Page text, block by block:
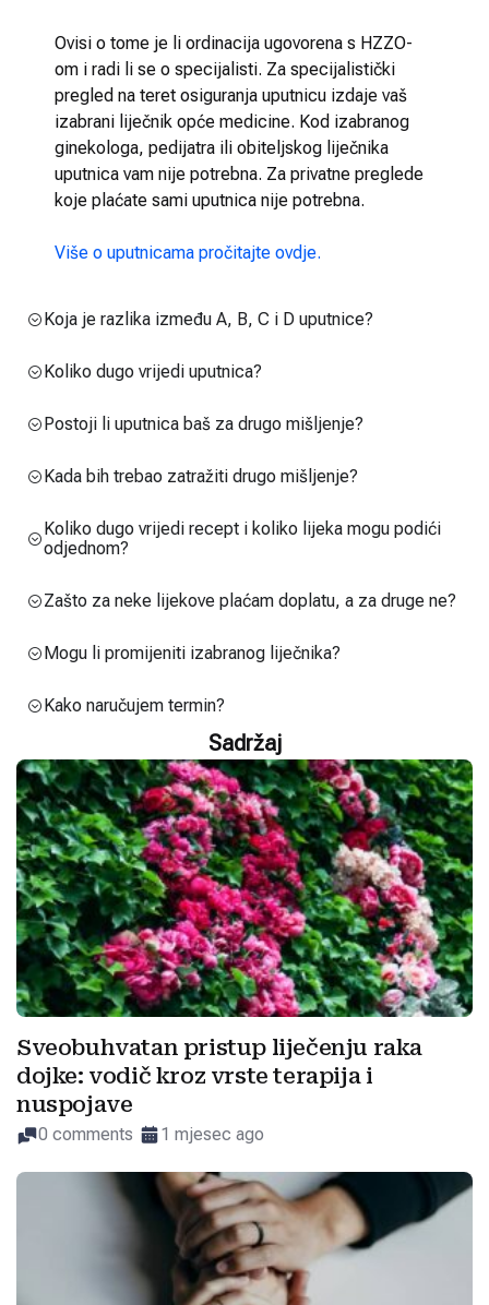
Ovisi o tome je li ordinacija ugovorena s HZZO-
om i radi li se o specijalisti. Za specijalistički
pregled na teret osiguranja uputnicu izdaje vaš
izabrani liječnik opće medicine. Kod izabranog
ginekologa, pedijatra ili obiteljskog liječnika
uputnica vam nije potrebna. Za privatne preglede
koje plaćate sami uputnica nije potrebna.
Više o uputnicama pročitajte ovdje.
Koja je razlika između A, B, C i D uputnice?
Koliko dugo vrijedi uputnica?
Postoji li uputnica baš za drugo mišljenje?
Kada bih trebao zatražiti drugo mišljenje?
Koliko dugo vrijedi recept i koliko lijeka mogu podići
odjednom?
Zašto za neke lijekove plaćam doplatu, a za druge ne?
Mogu li promijeniti izabranog liječnika?
Kako naručujem termin?
Sadržaj
Sveobuhvatan pristup liječenju raka
dojke: vodič kroz vrste terapija i
nuspojave
0 comments 1 mjesec ago